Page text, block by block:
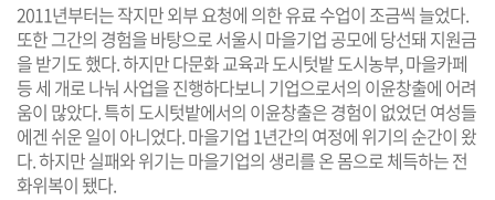
2011년부터는 작지만 외부 요청에 의한 유료 수업이 조금씩 늘었다.
또한 그간의 경험을 바탕으로 서울시 마을기업 공모에 당선돼 지원금
을 받기도 했다. 하지만 다문화 교육과 도시텃밭 도시농부, 마을카페
등 세 개로 나눠 사업을 진행하다보니 기업으로서의 이윤창출에 어려
움이 많았다. 특히 도시텃밭에서의 이윤창출은 경험이 없었던 여성들
에겐 쉬운 일이 아니었다. 마을기업 1년간의 여정에 위기의 순간이 왔
다. 하지만 실패와 위기는 마을기업의 생리를 온 몸으로 체득하는 전
화위복이 됐다.